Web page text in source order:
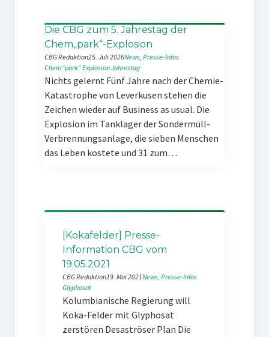
Die CBG zum 5. Jahrestag der
Chem„park“-Explosion
CBG Redaktion25. Juli 2026News, Presse-Infos
Chem“park“ExplosionJahrestag
Nichts gelernt Fünf Jahre nach der Chemie-
Katastrophe von Leverkusen stehen die
Zeichen wieder auf Business as usual. Die
Explosion im Tanklager der Sondermüll-
Verbrennungsanlage, die sieben Menschen
das Leben kostete und 31 zum…
[Kokafelder] Presse-
Information CBG vom
19.05.2021
CBG Redaktion19. Mai 2021News, Presse-Infos
Glyphosat
Kolumbianische Regierung will
Koka-Felder mit Glyphosat
zerstören Desaströser Plan Die